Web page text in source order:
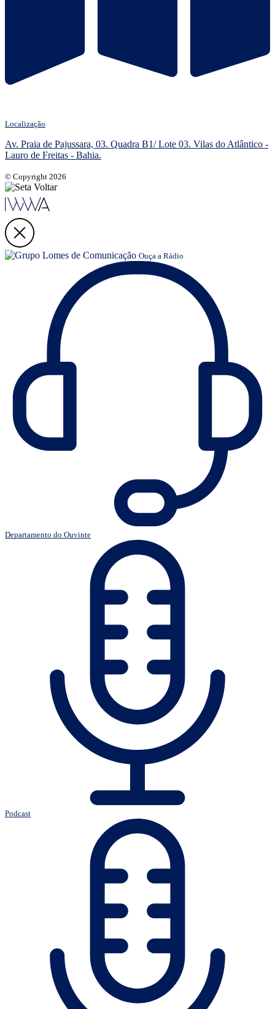
Localização
Av. Praia de Pajussara, 03. Quadra B1/ Lote 03. Vilas do Atlântico -
Lauro de Freitas - Bahia.
© Copyright 2026
Ouça a Rádio
Departamento do Ouvinte
Podcast